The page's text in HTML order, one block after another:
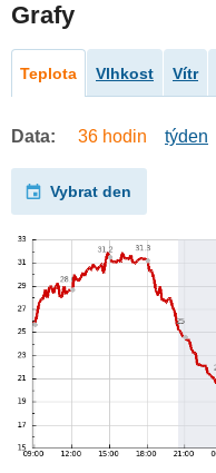
Grafy
Teplota Vlhkost Vítr
Data: 36 hodin týden
Vybrat den